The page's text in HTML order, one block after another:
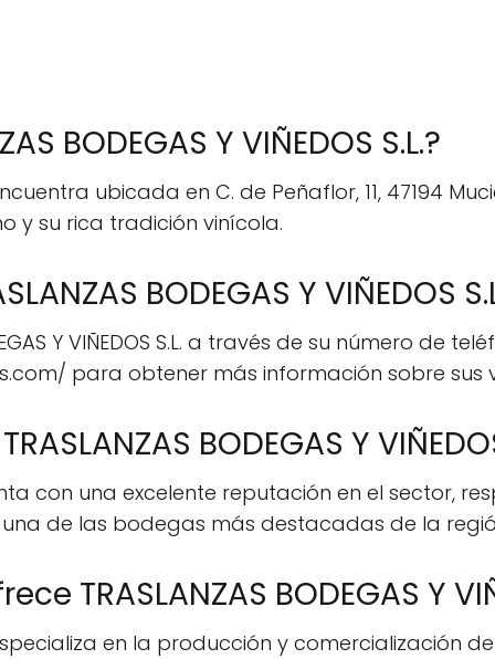
BODEGAS Y VIÑEDOS S.L.?
encuentra ubicada en C. de Peñaflor, 11, 47194
y su rica tradición vinícola.
BODEGAS Y VIÑEDOS
Y VIÑEDOS S.L. a través de su número de
para obtener más información sobre sus
BODEGAS Y
cuenta con una excelente reputación en el
de las bodegas más destacadas de la
TRASLANZAS BODEGAS Y
se especializa en la producción y